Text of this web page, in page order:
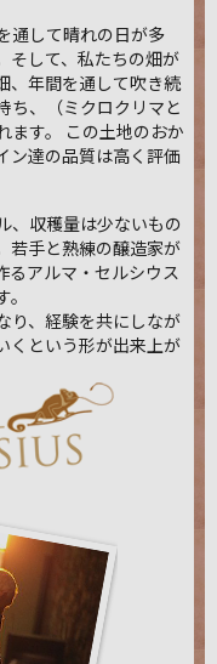
通して晴れの日が多
そして、私たちの畑が
、年間を通して吹き続
ち、（ミクロクリマと
ます。 この土地のおか
ン達の品質は高く評価
、収穫量は少ないもの
若手と熟練の醸造家が
るアルマ・セルシウス
り、経験を共にしなが
くという形が出来上が